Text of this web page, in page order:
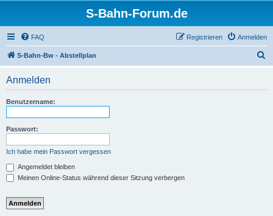
S-Bahn-Forum.de
FAQ Anmelden
Registrieren
S-Bahn-Bw - Abstellplan
Anmelden
Benutzername:
Passwort:
Ich habe mein Passwort vergessen
Angemeldet bleiben
Meinen Online-Status während dieser Sitzung verbergen